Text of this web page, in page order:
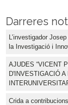
Darreres
L’investigador
la Investigació i
AJUDES “VICENT
D'INVESTIGACIÓ
Crida a